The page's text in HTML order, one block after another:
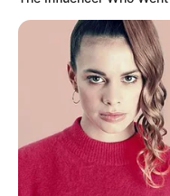
ΕΒΡΑΙΟΙ ΚΑΙ